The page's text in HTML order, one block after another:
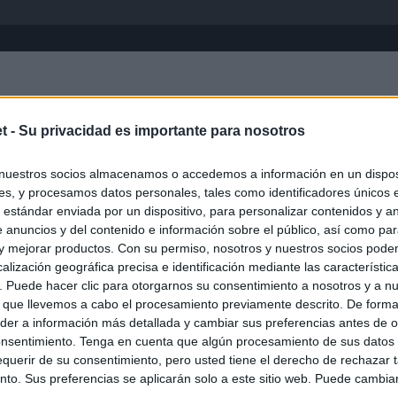
- Su privacidad es importante para nosotros
socios almacenamos o accedemos a información en un
y procesamos datos personales, tales como identificadores únicos
estándar enviada por un dispositivo, para personalizar contenidos y
anuncios y del contenido e información sobre el público, así como
mejorar productos. Con su permiso, nosotros y nuestros socios
geográfica precisa e identificación mediante las
Puede hacer clic para otorgarnos su consentimiento a nosotros y a
llevemos a cabo el procesamiento previamente descrito. De
a información más detallada y cambiar sus preferencias antes de
Tenga en cuenta que algún procesamiento de sus
de su consentimiento, pero usted tiene el derecho de rechazar
Sus preferencias se aplicarán solo a este sitio web. Puede
Inicio
que Ayuso señaló por la compra del ático: "Lo que no se dice es
residencia oficial para la presidenta"
Ayuso no puede destinar directamente la venta del ático de
del